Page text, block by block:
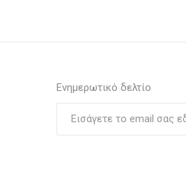
Ενημερωτικό δελτίο